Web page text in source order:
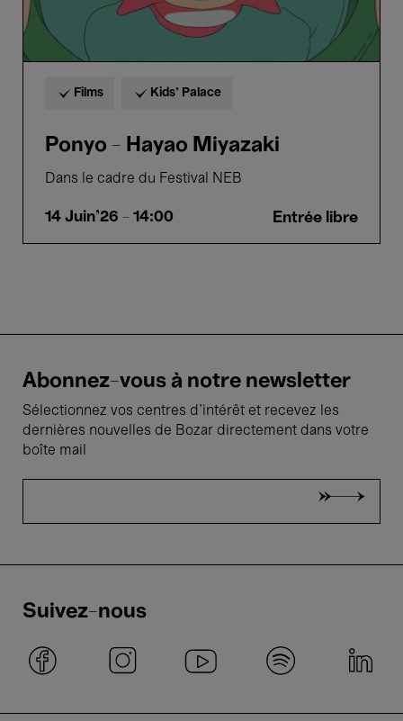
Films Kids’ Palace
Ponyo - Hayao Miyazaki
Dans le cadre du Festival NEB
14 Juin'26 - 14:00 Entrée libre
Abonnez-vous à notre newsletter
Sélectionnez vos centres d'intérêt et recevez les
dernières nouvelles de Bozar directement dans votre
boîte mail
Suivez-nous